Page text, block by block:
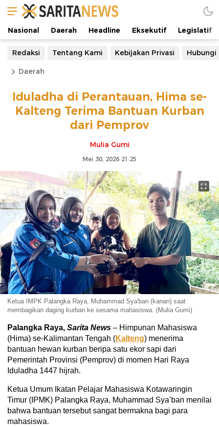
Nasional Daerah Headline Eksekutif Legislatif
Redaksi Tentang Kami Kebijakan Privasi Hubungi
Daerah
Iduladha di Perantauan, Hima se-
Kalteng Terima Bantuan Kurban
dari Pemprov
Mulia Gumi
Mei 30, 2026 21:25
Ketua IMPK Palangka Raya, Muhammad Sya'ban (kanan) saat
membagikan daging kurban ke sesama mahasiswa. (Mulia Gumi)
Palangka Raya, Sarita News – Himpunan Mahasiswa
(Hima) se-Kalimantan Tengah (Kalteng) menerima
bantuan hewan kurban beripa satu ekor sapi dari
Pemerintah Provinsi (Pemprov) di momen Hari Raya
Iduladha 1447 hijrah.
Ketua Umum Ikatan Pelajar Mahasiswa Kotawaringin
Timur (IPMK) Palangka Raya, Muhammad Sya’ban menilai
bahwa bantuan tersebut sangat bermakna bagi para
mahasiswa.